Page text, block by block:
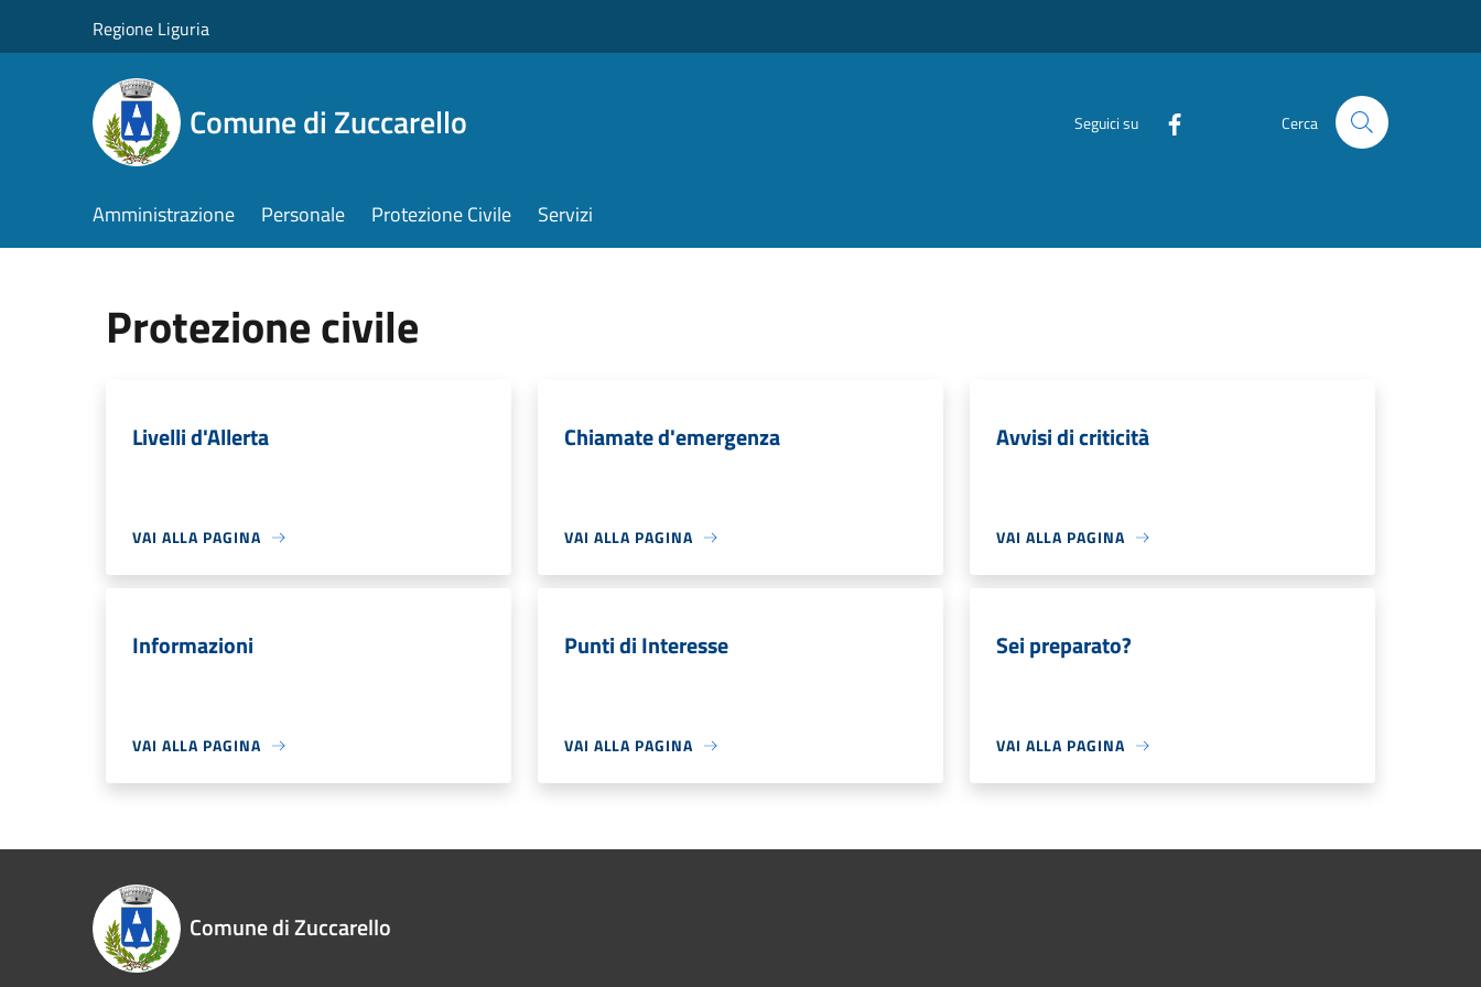
Regione Liguria
Comune di Zuccarello Seguici su Cerca
Amministrazione Personale Protezione Civile Servizi
Protezione civile
Livelli d'Allerta
VAI ALLA PAGINA
Chiamate d'emergenza
VAI ALLA PAGINA
Avvisi di criticità
VAI ALLA PAGINA
Informazioni
VAI ALLA PAGINA
Punti di Interesse
VAI ALLA PAGINA
Sei preparato?
VAI ALLA PAGINA
Comune di Zuccarello